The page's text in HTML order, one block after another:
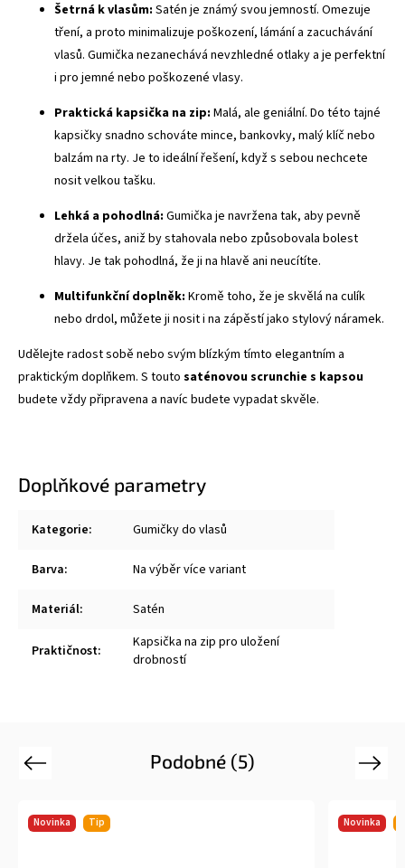
Šetrná k vlasům: Satén je známý svou jemností. Omezuje
tření, a proto minimalizuje poškození, lámání a zacuchávání
vlasů. Gumička nezanechává nevzhledné otlaky a je perfektní
i pro jemné nebo poškozené vlasy.
Praktická kapsička na zip: Malá, ale geniální. Do této tajné
kapsičky snadno schováte mince, bankovky, malý klíč nebo
balzám na rty. Je to ideální řešení, když s sebou nechcete
nosit velkou tašku.
Lehká a pohodlná: Gumička je navržena tak, aby pevně
držela účes, aniž by stahovala nebo způsobovala bolest
hlavy. Je tak pohodlná, že ji na hlavě ani neucítíte.
Multifunkční doplněk: Kromě toho, že je skvělá na culík
nebo drdol, můžete ji nosit i na zápěstí jako stylový náramek.
Udělejte radost sobě nebo svým blízkým tímto elegantním a
praktickým doplňkem. S touto saténovou scrunchie s kapsou
budete vždy připravena a navíc budete vypadat skvěle.
Doplňkové parametry
Kategorie: Gumičky do vlasů
Barva: Na výběr více variant
Materiál: Satén
Praktičnost:
Kapsička na zip pro uložení
drobností
Podobné (5)
Previous
Novinka Tip Novinka
Next